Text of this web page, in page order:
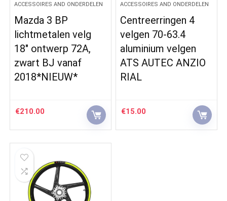
ACCESSOIRES AND ONDERDELEN
Mazda 3 BP
lichtmetalen velg
18″ ontwerp 72A,
zwart BJ vanaf
2018*NIEUW*
€210.00
ACCESSOIRES AND ONDERDELEN
Centreerringen 4
velgen 70-63.4
aluminium velgen
ATS AUTEC ANZIO
RIAL
€15.00